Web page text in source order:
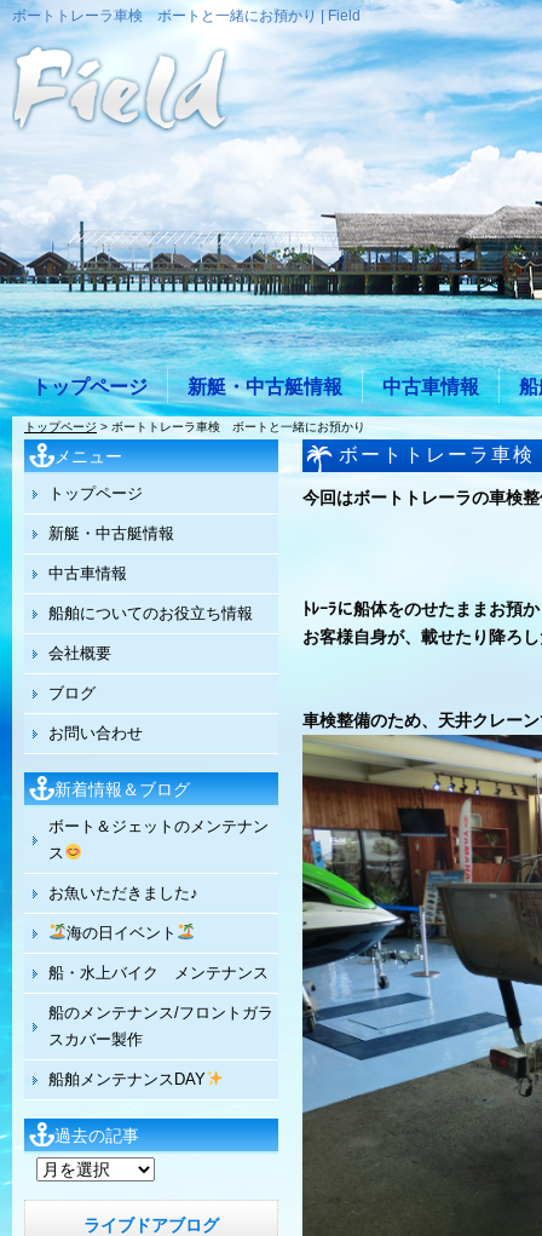
ボートトレーラ車検 ボートと一緒にお預かり | Field
トップページ 新艇・中古艇情報 中古車情報 船
トップページ > ボートトレーラ車検 ボートと一緒にお預かり
ボートトレーラ車
今回はボートトレーラの車検
ﾄﾚｰﾗに船体をのせたままお預
お客様自身が、載せたり降ろ
車検整備のため、天井クレー
メニュー
トップページ
新艇・中古艇情報
中古車情報
船舶についてのお役立ち情報
会社概要
ブログ
お問い合わせ
新着情報＆ブログ
ボート＆ジェットのメンテナン
ス
お魚いただきました♪
海の日イベント
船・水上バイク メンテナンス
船のメンテナンス/フロントガラ
スカバー製作
船舶メンテナンスDAY
過去の記事
の
ライブドアブログ